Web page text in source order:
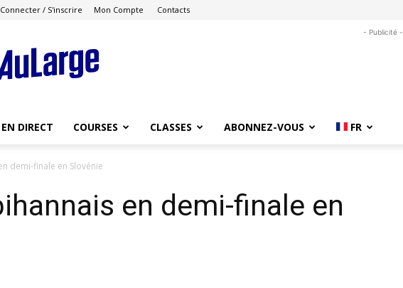
Connecter / S'inscrire Mon Compte Contacts
Course
au
Large
- Publicité -
DIRECT COURSES CLASSES ABONNEZ-VOUS FR
demi-finale en Slovénie
en demi-finale en